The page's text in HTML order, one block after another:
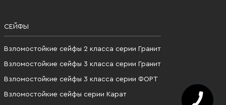
СЕЙФЫ
Взломостойкие сейфы 2 класса серии Гранит
Взломостойкие сейфы 3 класса серии Гранит
Взломостойкие сейфы 3 класса серии ФОРТ
Взломостойкие сейфы серии Карат